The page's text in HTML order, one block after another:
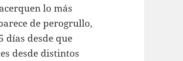
lo más
de perogrullo,
días desde que
desde distintos